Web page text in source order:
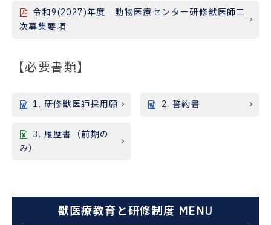
令和9(2027)年度 動物医療センター研修獣医師二
次募集要項
【必要書類】
1. 研修獣医師採用願 2. 誓約書
3. 履歴書（前期の
み）
獣医療教育と研修制度 MENU